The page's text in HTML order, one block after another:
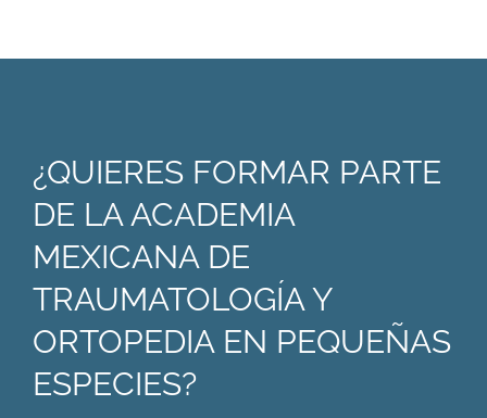
¿QUIERES FORMAR PARTE
DE LA ACADEMIA
MEXICANA DE
TRAUMATOLOGÍA Y
ORTOPEDIA EN PEQUEÑAS
ESPECIES?